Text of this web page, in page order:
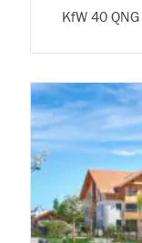
KfW 40 QNG